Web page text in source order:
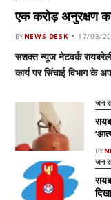
एक करोड़ अनुरक्षण
BYNEWS DESK 17/03/
सशक्त न्यूज नेटवर्क
कार्य पर सिंचाई विभाग के
जन
BY
जन